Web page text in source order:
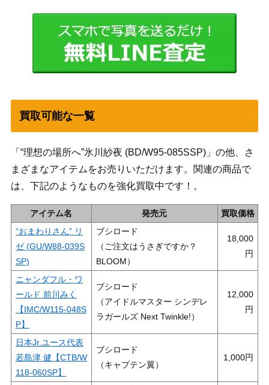
買取可能な一覧
「“理想の場所へ”氷川紗夜 (BD/W95-085SSP)」の他、さ
まざまなアイテムをお売りいただけます。関連の商品で
は、下記のようなものを強化買取中です！。
アイテム名 発売元
買取価格
“おまわりさん” リ
ゼ (GU/W88-039S
SP)
ブシロード
（ご注文はうさぎですか？
BLOOM）
18,000
ニャンダフル・ワ
ールド 前川みく
【IMC/W115-048S
P】
ブシロード
（アイドルマスター シンデレ
ラガールズ Next Twinkle!）
12,000
日本Jr.ユース代表
若島津 健【CTB/W
118-060SP】
ブシロード
（キャプテン翼）
1,000